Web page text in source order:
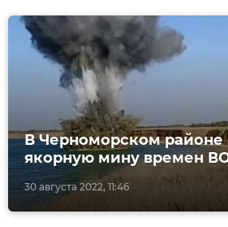
30 августа 2022, 11:46
В Черноморском районе
якорную мину времен